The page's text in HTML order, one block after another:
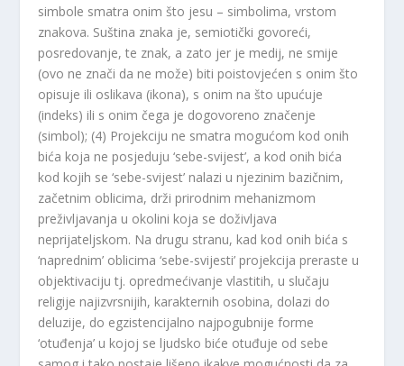
simbole smatra onim što jesu – simbolima, vrstom
znakova. Suština znaka je, semiotički govoreći,
posredovanje, te znak, a zato jer je medij, ne smije
(ovo ne znači da ne može) biti poistovjećen s onim što
opisuje ili oslikava (ikona), s onim na što upućuje
(indeks) ili s onim čega je dogovoreno značenje
(simbol); (4) Projekciju ne smatra mogućom kod onih
bića koja ne posjeduju ‘sebe-svijest’, a kod onih bića
kod kojih se ‘sebe-svijest’ nalazi u njezinim bazičnim,
začetnim oblicima, drži prirodnim mehanizmom
preživljavanja u okolini koja se doživljava
neprijateljskom. Na drugu stranu, kad kod onih bića s
‘naprednim’ oblicima ‘sebe-svijesti’ projekcija preraste u
objektivaciju tj. opredmećivanje vlastitih, u slučaju
religije najizvrsnijih, karakternih osobina, dolazi do
deluzije, do egzistencijalno najpogubnije forme
‘otuđenja’ u kojoj se ljudsko biće otuđuje od sebe